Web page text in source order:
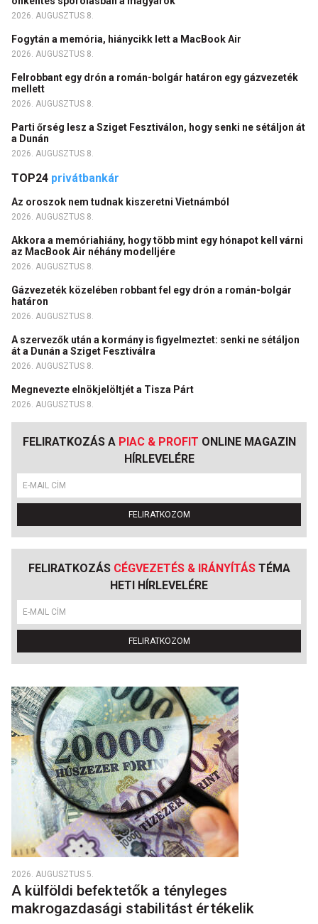
2026. AUGUSZTUS 8.
Fogytán a memória, hiánycikk lett a MacBook Air
2026. AUGUSZTUS 8.
Felrobbant egy drón a román-bolgár határon egy gázvezeték
mellett
2026. AUGUSZTUS 8.
Parti őrség lesz a Sziget Fesztiválon, hogy senki ne sétáljon át
a Dunán
2026. AUGUSZTUS 8.
TOP24 privátbankár
Az oroszok nem tudnak kiszeretni Vietnámból
2026. AUGUSZTUS 8.
Akkora a memóriahiány, hogy több mint egy hónapot kell várni
az MacBook Air néhány modelljére
2026. AUGUSZTUS 8.
Gázvezeték közelében robbant fel egy drón a román-bolgár
határon
2026. AUGUSZTUS 8.
A szervezők után a kormány is figyelmeztet: senki ne sétáljon
át a Dunán a Sziget Fesztiválra
2026. AUGUSZTUS 8.
Megnevezte elnökjelöltjét a Tisza Párt
2026. AUGUSZTUS 8.
FELIRATKOZÁS A PIAC & PROFIT ONLINE MAGAZIN
HÍRLEVELÉRE
FELIRATKOZOM
FELIRATKOZÁS CÉGVEZETÉS & IRÁNYÍTÁSTÉMA
HETI HÍRLEVELÉRE
FELIRATKOZOM
2026. AUGUSZTUS 5.
A külföldi befektetők a tényleges
makrogazdasági stabilitást értékelik